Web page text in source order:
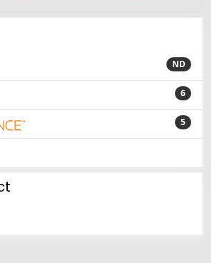
ND
6
5